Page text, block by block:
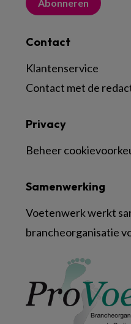
Abonneren
Contact
Klantenservice
Contact met de
Samenwerking
Voetenwerk werkt
brancheorganisatie
Privacy
Beheer